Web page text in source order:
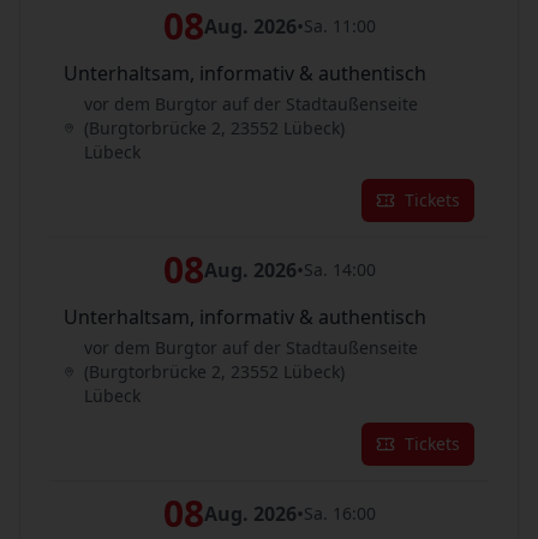
08Aug. 2026•Sa. 11:00
Unterhaltsam, informativ & authentisch
vor dem Burgtor auf der Stadtaußenseite
(Burgtorbrücke 2, 23552 Lübeck)
Lübeck
Tickets
08Aug. 2026•Sa. 14:00
Unterhaltsam, informativ & authentisch
vor dem Burgtor auf der Stadtaußenseite
(Burgtorbrücke 2, 23552 Lübeck)
Lübeck
Tickets
08Aug. 2026•Sa. 16:00